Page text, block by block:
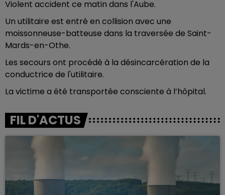
Violent accident ce matin dans l'Aube.
Un utilitaire est entré en collision avec une
moissonneuse-batteuse dans la traversée de Saint-
Mards-en-Othe.
Les secours ont procédé à la désincarcération de la
conductrice de l'utilitaire.
La victime a été transportée consciente à l’hôpital.
FIL D'ACTUS